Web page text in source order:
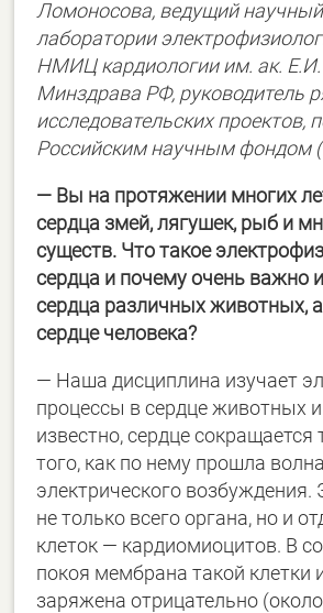
Ломоносова, ведущий
лаборатории
НМИЦ кардиологии им. ак.
Минздрава РФ, руководитель
исследовательских проектов,
Российским научным фондом
— Вы на протяжении многих
сердца змей, лягушек, рыб и
существ. Что такое
сердца и почему очень важно
сердца различных животных,
сердце человека?
— Наша дисциплина изучает
процессы в сердце животных
известно, сердце сокращается
того, как по нему прошла волна
электрического возбуждения.
не только всего органа, но и
клеток — кардиомиоцитов. В
покоя мембрана такой клетки
заряжена отрицательно